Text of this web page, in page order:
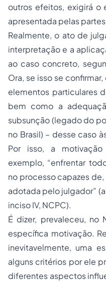
outros efeitos, exigirá o
apresentada pelas
Realmente, o ato de
interpretação e a
ao caso concreto,
Ora, se isso se
elementos particulares
bem como a
subsunção (legado do
no Brasil) – desse caso
Por isso, a
exemplo, “enfrentar
no processo capazes
adotada pelo julgador”
inciso IV, NCPC).
É dizer, prevaleceu, no
específica motivação.
inevitavelmente, uma
alguns critérios por ele
diferentes aspectos